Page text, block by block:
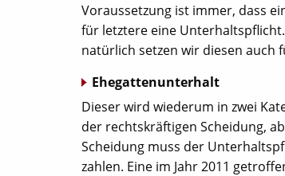
Voraussetzung ist immer, dass
für letztere eine
natürlich setzen wir diesen auch
Ehegattenunterhalt
Dieser wird wiederum in zwei
der rechtskräftigen Scheidung,
Scheidung muss der
zahlen. Eine im Jahr 2011